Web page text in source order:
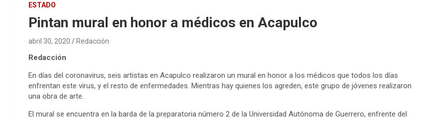
ESTADO
Pintan mural en honor a médicos en Acapulco
abril 30, 2020 Redacción
Redacción
En días del coronavirus, seis artistas en Acapulco realizaron un mural en honor a los médicos que todos los días
enfrentan este virus, y el resto de enfermedades. Mientras hay quienes los agreden, este grupo de jóvenes realizaron
una obra de arte.
El mural se encuentra en la barda de la preparatoria número 2 de la Universidad Autónoma de Guerrero, enfrente del